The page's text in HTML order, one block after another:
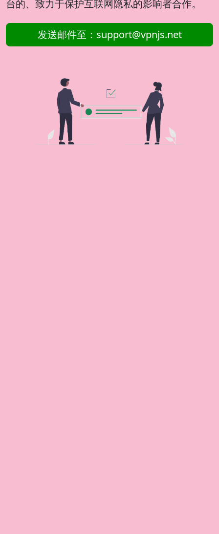
台的、致力于保护互联网隐私的影响者合作。
发送邮件至： support@vpnjs.net